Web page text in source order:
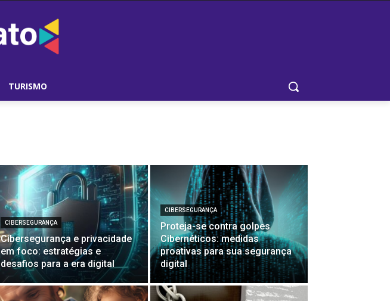
TURISMO
CIBERSEGURANÇA
Cibersegurança e privacidade
em foco: estratégias e
desafios para a era digital
CIBERSEGURANÇA
Proteja-se contra golpes
Cibernéticos: medidas
proativas para sua segurança
digital